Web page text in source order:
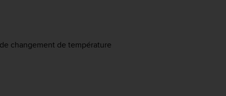
changement de température